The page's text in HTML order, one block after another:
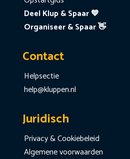
Deel Klup & Spaar 💙
Organiseer & Spaar 👋
Contact
Helpsectie
help@kluppen.nl
Juridisch
Privacy & Cookiebeleid
Algemene voorwaarden